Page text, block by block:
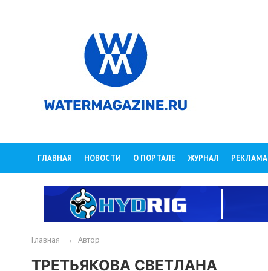
ГЛАВНАЯ НОВОСТИ О ПОРТАЛЕ ЖУРНАЛ РЕКЛАМА
Главная → Автор
ТРЕТЬЯКОВА СВЕТЛАНА